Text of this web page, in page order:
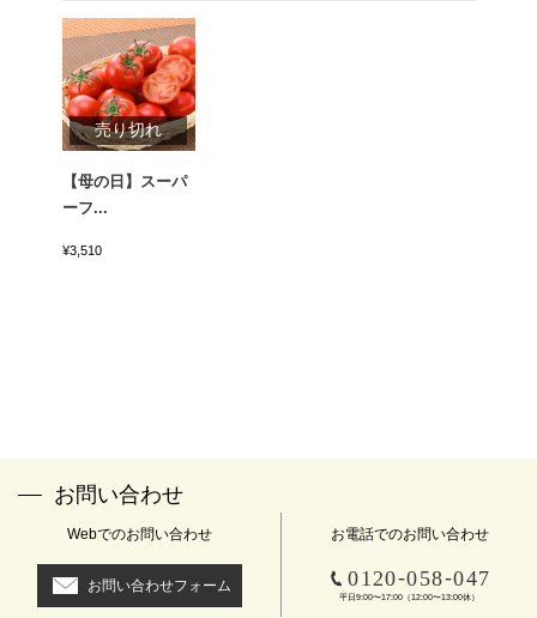
売り切れ
【母の日】スーパ
ーフ...
¥3,510
お問い合わせ
Webでのお問い合わせ
お問い合わせフォーム
お電話でのお問い合わせ
0120-058-047
平日9:00〜17:00（12:00〜13:00休）